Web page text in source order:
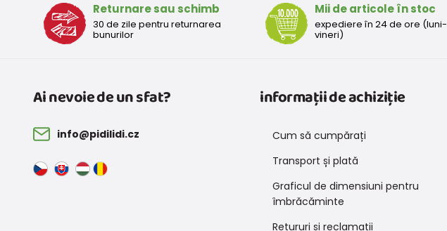
Returnare sau schimb
30 de zile pentru returnarea
bunurilor
Mii de articole în stoc
expediere în 24 de ore (luni-
vineri)
Ai nevoie de un sfat?
info@pidilidi.cz
informații de achiziție
Cum să cumpărați
Transport și plată
Graficul de dimensiuni pentru
îmbrăcăminte
Retururi și reclamații